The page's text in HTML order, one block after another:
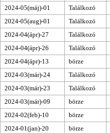
2024-05(máj)-01
Találkozó
2024-05(aug)-01
Találkozó
2024-04(ápr)-27
Találkozó
2024-04(ápr)-26
Találkozó
2024-04(ápr)-13
börze
2024-03(már)-24
Találkozó
2024-03(már)-23
Találkozó
2024-03(már)-09
börze
2024-02(feb)-10
börze
2024-01(jan)-20
börze